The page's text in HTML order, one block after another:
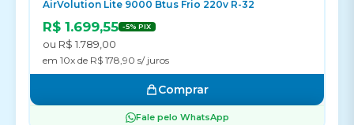
AirVolution Lite 9000 Btus Frio 220v R-32
R$ 1.699,55 -5% PIX
ou R$ 1.789,00
em 10x de R$ 178,90 s/ juros
Comprar
Fale pelo WhatsApp